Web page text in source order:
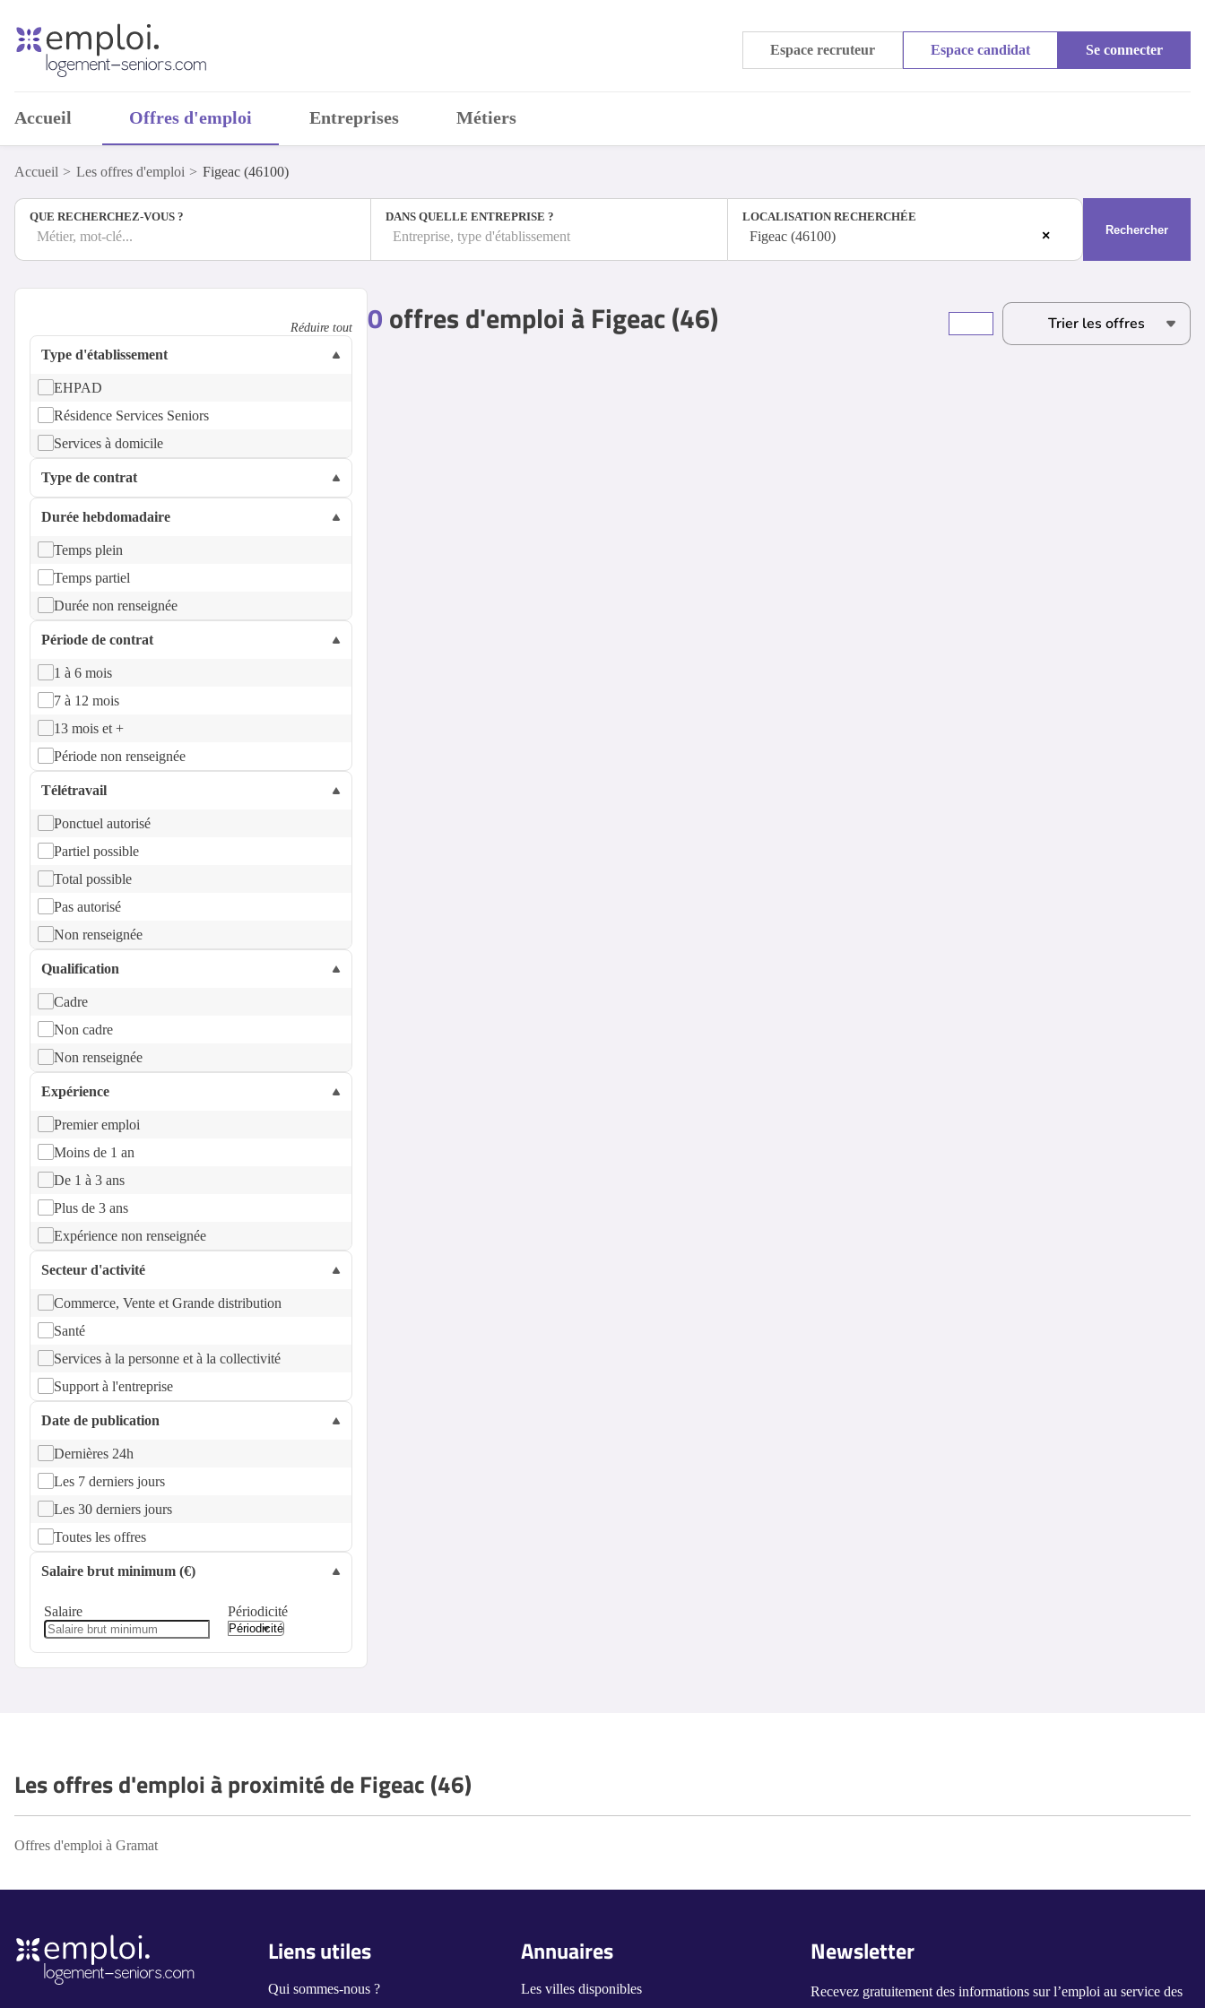
Espace recruteur Espace candidat Se connecter
Accueil Offres d'emploi Entreprises Métiers
Accueil Les offres d'emploi Figeac (46100)
QUE RECHERCHEZ-VOUS ?
Métier, mot-clé...
DANS QUELLE ENTREPRISE ?
Entreprise, type d'établissement
LOCALISATION RECHERCHÉE
×
Figeac (46100) Rechercher
0offres d'emploi à Figeac (46)
Réduire tout
Type d'établissement
EHPAD
Résidence Services Seniors
Services à domicile
Type de contrat
Durée hebdomadaire
Temps plein
Temps partiel
Durée non renseignée
Période de contrat
1 à 6 mois
7 à 12 mois
13 mois et +
Période non renseignée
Télétravail
Ponctuel autorisé
Partiel possible
Total possible
Pas autorisé
Non renseignée
Qualification
Cadre
Non cadre
Non renseignée
Expérience
Premier emploi
Moins de 1 an
De 1 à 3 ans
Plus de 3 ans
Expérience non renseignée
Secteur d'activité
Commerce, Vente et Grande distribution
Santé
Services à la personne et à la collectivité
Support à l'entreprise
Date de publication
Dernières 24h
Les 7 derniers jours
Les 30 derniers jours
Toutes les offres
Salaire brut minimum (€)
Salaire Périodicité
Les offres d'emploi à proximité de Figeac (46)
Offres d'emploi à Gramat
Newsletter
Recevez gratuitement des informations sur l’emploi au service des
Liens utiles
Qui sommes-nous ?
Annuaires
Les villes disponibles